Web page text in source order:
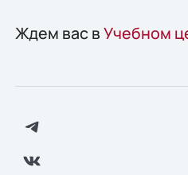
Ждем вас вУчебном